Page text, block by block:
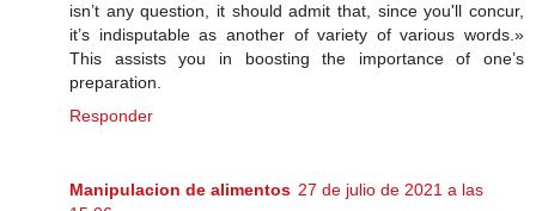
isn’t any question, it should admit that, since you'll concur,
it’s indisputable as another of variety of various words.»
This assists you in boosting the importance of one’s
preparation.
Responder
Manipulacion de alimentos 27 de julio de 2021 a las